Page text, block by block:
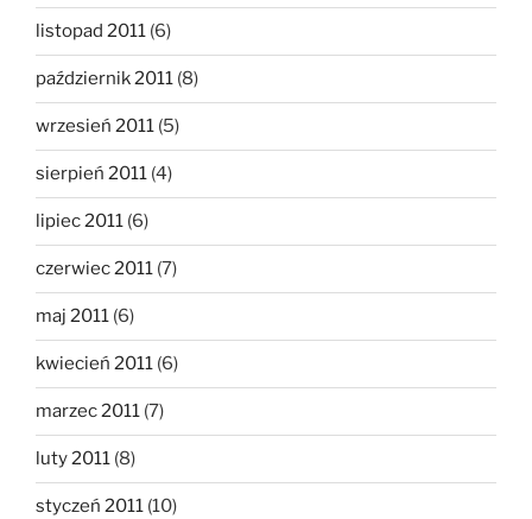
listopad 2011 (6)
październik 2011 (8)
wrzesień 2011 (5)
sierpień 2011 (4)
lipiec 2011 (6)
czerwiec 2011 (7)
maj 2011 (6)
kwiecień 2011 (6)
marzec 2011 (7)
luty 2011 (8)
styczeń 2011 (10)